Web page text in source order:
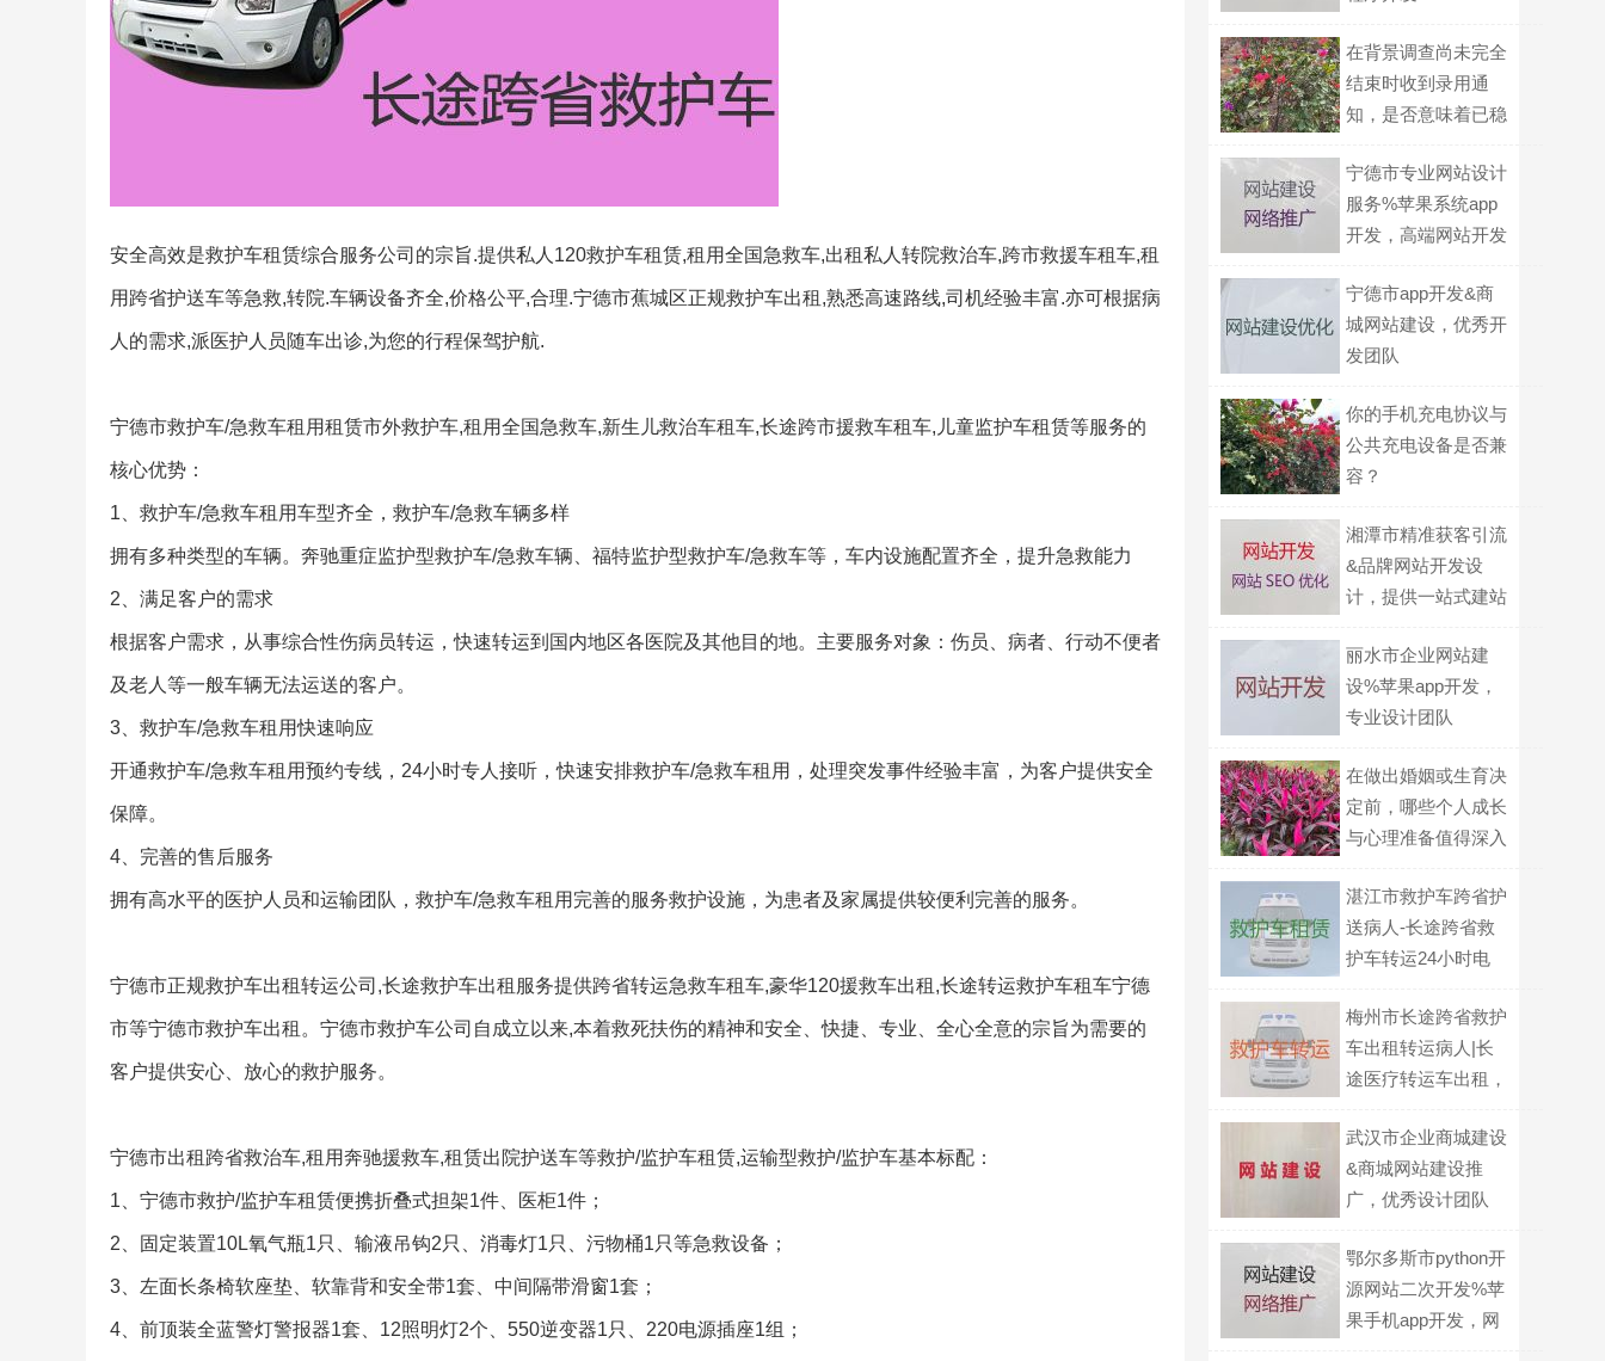
安全高效是救护车租赁综合服务公司的宗旨.提供私人120救护车租赁,租用全国急救车,出租私人转院救治车,跨市救援车租车,租
用跨省护送车等急救,转院.车辆设备齐全,价格公平,合理.宁德市蕉城区正规救护车出租,熟悉高速路线,司机经验丰富.亦可根据病
人的需求,派医护人员随车出诊,为您的行程保驾护航.
宁德市救护车/急救车租用租赁市外救护车,租用全国急救车,新生儿救治车租车,长途跨市援救车租车,儿童监护车租赁等服务的
核心优势：
1、救护车/急救车租用车型齐全，救护车/急救车辆多样
拥有多种类型的车辆。奔驰重症监护型救护车/急救车辆、福特监护型救护车/急救车等，车内设施配置齐全，提升急救能力
2、满足客户的需求
根据客户需求，从事综合性伤病员转运，快速转运到国内地区各医院及其他目的地。主要服务对象：伤员、病者、行动不便者
及老人等一般车辆无法运送的客户。
3、救护车/急救车租用快速响应
开通救护车/急救车租用预约专线，24小时专人接听，快速安排救护车/急救车租用，处理突发事件经验丰富，为客户提供安全
保障。
4、完善的售后服务
拥有高水平的医护人员和运输团队，救护车/急救车租用完善的服务救护设施，为患者及家属提供较便利完善的服务。
宁德市正规救护车出租转运公司,长途救护车出租服务提供跨省转运急救车租车,豪华120援救车出租,长途转运救护车租车宁德
市等宁德市救护车出租。宁德市救护车公司自成立以来,本着救死扶伤的精神和安全、快捷、专业、全心全意的宗旨为需要的
客户提供安心、放心的救护服务。
宁德市出租跨省救治车,租用奔驰援救车,租赁出院护送车等救护/监护车租赁,运输型救护/监护车基本标配：
1、宁德市救护/监护车租赁便携折叠式担架1件、医柜1件；
2、固定装置10L氧气瓶1只、输液吊钩2只、消毒灯1只、污物桶1只等急救设备；
3、左面长条椅软座垫、软靠背和安全带1套、中间隔带滑窗1套；
4、前顶装全蓝警灯警报器1套、12照明灯2个、550逆变器1只、220电源插座1组；
在背景调查尚未完全
结束时收到录用通
知，是否意味着已稳
宁德市专业网站设计
服务%苹果系统app
开发，高端网站开发
宁德市app开发&商
城网站建设，优秀开
发团队
你的手机充电协议与
公共充电设备是否兼
容？
湘潭市精准获客引流
&品牌网站开发设
计，提供一站式建站
丽水市企业网站建
设%苹果app开发，
专业设计团队
在做出婚姻或生育决
定前，哪些个人成长
与心理准备值得深入
湛江市救护车跨省护
送病人-长途跨省救
护车转运24小时电
梅州市长途跨省救护
车出租转运病人|长
途医疗转运车出租，
武汉市企业商城建设
&商城网站建设推
广，优秀设计团队
鄂尔多斯市python开
源网站二次开发%苹
果手机app开发，网